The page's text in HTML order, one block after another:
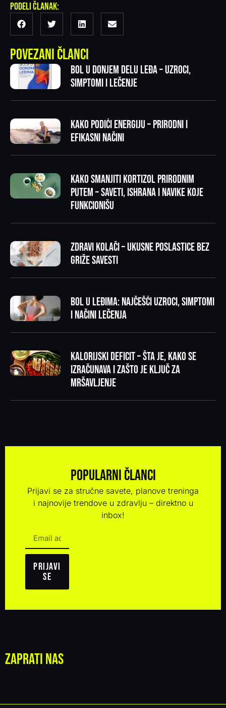
Podeli članak:
Povezani članci
Bol u donjem delu leđa – uzroci,
simptomi i lečenje
Kako podići energiju – prirodni i
efikasni načini
Kako smanjiti kortizol prirodnim
putem – saveti, ishrana i navike koje
funkcionišu
Zdravi kolači – ukusne poslastice bez
griže savesti
Bol u leđima: najčešći uzroci, simptomi
i načini lečenja
Kalorijski deficit – šta je, kako se
izračunava i zašto je ključ za
mršavljenje
Popularni članci
Prijavi se za stručne savete, planove treninga
i najnovije trendove u zdravlju – direktno u
inbox!
Prijavi
se
Zaprati nas